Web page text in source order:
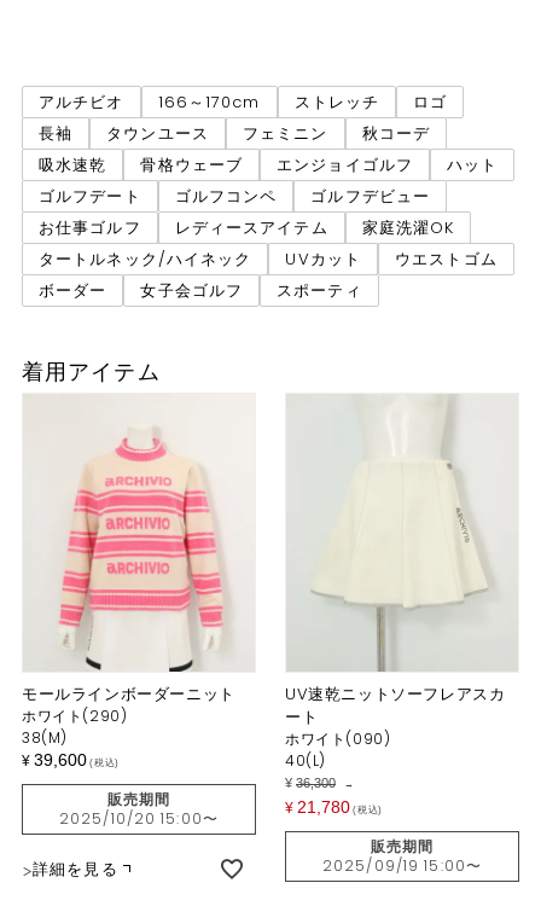
アルチビオ 166～170cm ストレッチ
ロゴ
長袖
タウンユース フェミニン
秋コーデ
吸水速乾
骨格ウェーブ エンジョイゴルフ
ハット
ゴルフデート
ゴルフコンペ
ゴルフデビュー
お仕事ゴルフ
レディースアイテム
家庭洗濯OK
タートルネック/ハイネック
UVカット
ウエストゴム
ボーダー
女子会ゴルフ スポーティ
着用アイテム
モールラインボーダーニット
38(M)
ホワイト(290)
¥ 39,600 税込
販売期間
2025/10/20 15:00〜
詳細を見る
UV速乾ニットソーフレアスカ
ート
40(L)
ホワイト(090)
¥ 36,300 →
¥ 21,780 税込
販売期間
2025/09/19 15:00〜